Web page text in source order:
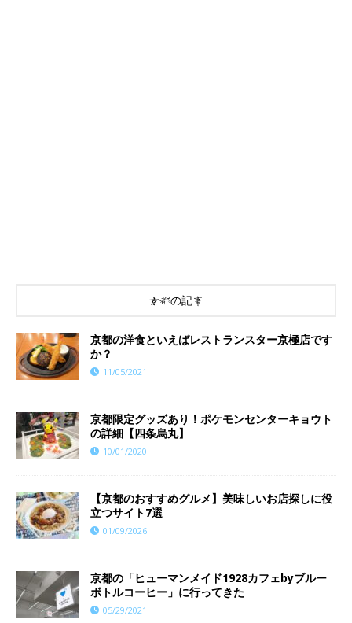
京都の記事
京都の洋食といえばレストランスター京極店です
か？
11/05/2021
京都限定グッズあり！ポケモンセンターキョウト
の詳細【四条烏丸】
10/01/2020
【京都のおすすめグルメ】美味しいお店探しに役
立つサイト7選
01/09/2026
京都の「ヒューマンメイド1928カフェbyブルー
ボトルコーヒー」に行ってきた
05/29/2021